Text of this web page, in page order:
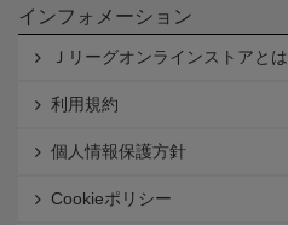
インフォメーション
Ｊリーグオンラインストアとは
利用規約
個人情報保護方針
Cookieポリシー